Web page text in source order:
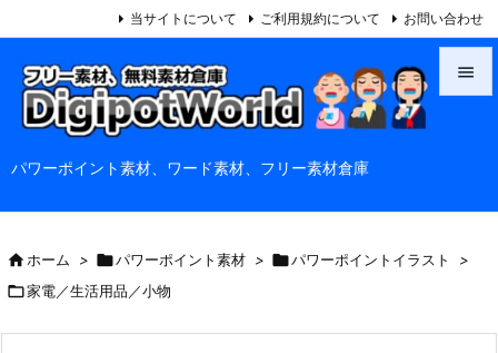
パワーポイント素材、ワード素材、フリー素材倉庫

前へ
当サイトについて ご利用規約について お問い合わせ
ホーム > パワーポイント素材 > パワーポイントイラスト >
家電／生活用品／小物